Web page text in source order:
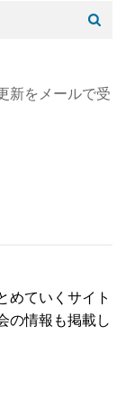
新をメールで受
めていくサイト
の情報も掲載し